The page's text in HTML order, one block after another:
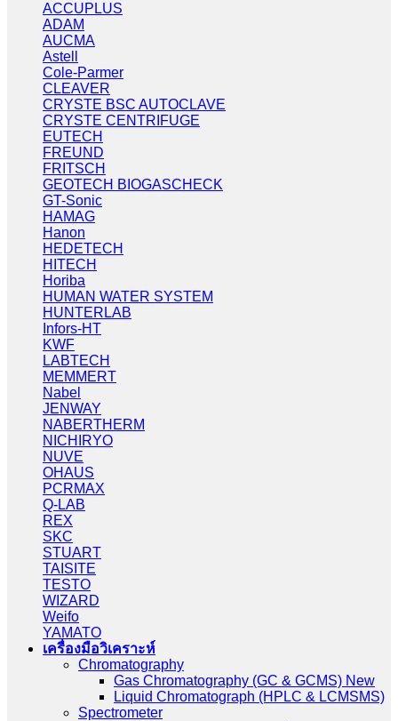
ACCUPLUS
ADAM
AUCMA
Astell
Cole-Parmer
CLEAVER
CRYSTE BSC AUTOCLAVE
CRYSTE CENTRIFUGE
EUTECH
FREUND
FRITSCH
GEOTECH BIOGASCHECK
GT-Sonic
HAMAG
Hanon
HEDETECH
HITECH
Horiba
HUMAN WATER SYSTEM
HUNTERLAB
Infors-HT
KWF
LABTECH
MEMMERT
Nabel
JENWAY
NABERTHERM
NICHIRYO
NUVE
OHAUS
PCRMAX
Q-LAB
REX
SKC
STUART
TAISITE
TESTO
WIZARD
Weifo
YAMATO
เครื่องมือวิเคราะห์
Chromatography
Gas Chromatography (GC & GCMS) New
Liquid Chromatograph (HPLC & LCMSMS)
Spectrometer